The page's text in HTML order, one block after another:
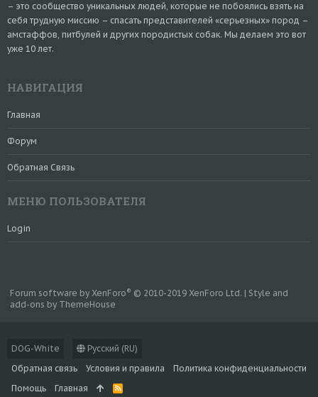
– это сообщество уникальных людей, которые не побоялись взять на
себя трудную миссию – спасать представителей «серьезных» пород –
амстаффов, питбулей и других породистых собак. Мы делаем это вот
уже 10 лет.
НАВИГАЦИЯ
Главная
Форум
Обратная Связь
МЕНЮ ПОЛЬЗОВАТЕЛЯ
Login
DOG-White
Русский (RU)
Обратная связь
Условия и правила
Политика конфиденциальности
Помощь
Главная
R
Forum software by XenForo® © 2010-2019 XenForo Ltd. | Style and
add-ons by ThemeHouse